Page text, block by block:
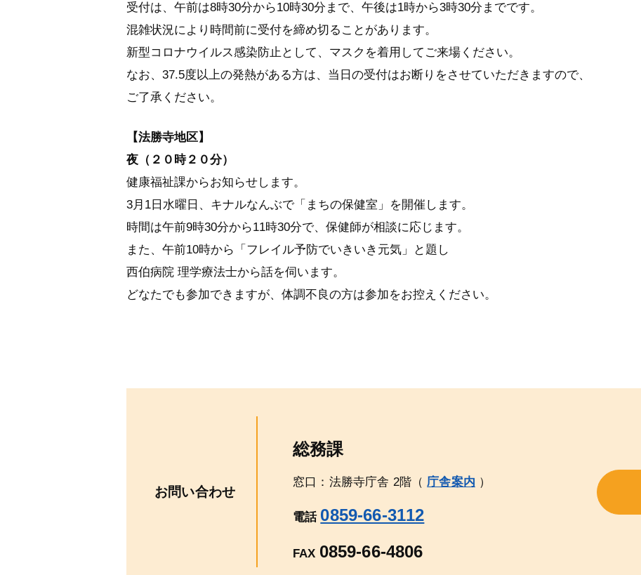
受付は、午前は8時30分から10時30分まで、午後は1時から3時30分までです。
混雑状況により時間前に受付を締め切ることがあります。
新型コロナウイルス感染防止として、マスクを着用してご来場ください。
なお、37.5度以上の発熱がある方は、当日の受付はお断りをさせていただきますので、
ご了承ください。
【法勝寺地区】
夜（２０時２０分）
健康福祉課からお知らせします。
3月1日水曜日、キナルなんぶで「まちの保健室」を開催します。
時間は午前9時30分から11時30分で、保健師が相談に応じます。
また、午前10時から「フレイル予防でいきいき元気」と題し
西伯病院 理学療法士から話を伺います。
どなたでも参加できますが、体調不良の方は参加をお控えください。
お問い合わせ
総務課
窓口：法勝寺庁舎 2階（庁舎案内 ）
電話 0859-66-3112
FAX 0859-66-4806